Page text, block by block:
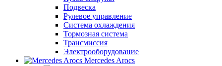
Подвеска
Рулевое управление
Система охлаждения
Тормозная система
Трансмиссия
Электрооборудование
Mercedes Arocs